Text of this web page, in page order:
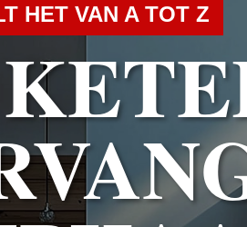
HET VAN A TOT Z